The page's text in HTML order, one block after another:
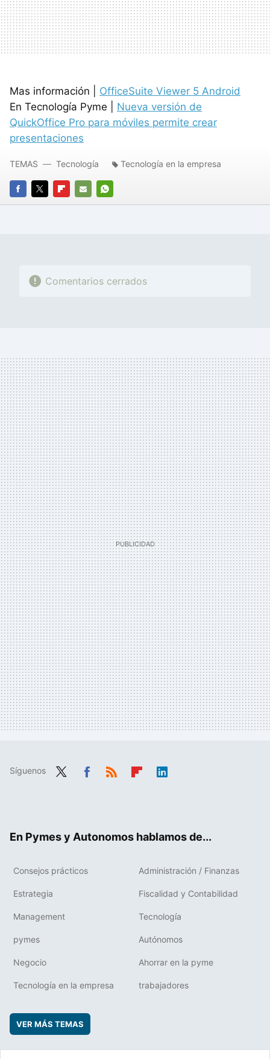
Mas información | OfficeSuite Viewer 5 Android
En Tecnología Pyme | Nueva versión de
QuickOffice Pro para móviles permite crear
presentaciones
FACEBOOK
TWITTERFLIPBOARD
E-
WHATSAPP
TEMAS Tecnología Tecnología en la empresa
Comentarios cerrados
Síguenos
En Pymes y Autonomos hablamos de...
Consejos prácticos Administración / Finanzas
Estrategia Fiscalidad y Contabilidad
Management Tecnología
pymes Autónomos
Negocio Ahorrar en la pyme
Tecnología en la empresa trabajadores
VER MÁS TEMAS